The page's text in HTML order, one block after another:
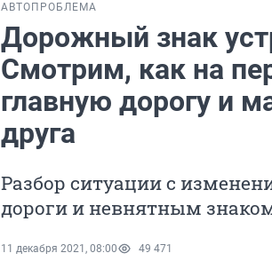
АВТО ПРОБЛЕМА
Дорожный знак
Смотрим, как на
главную дорогу и
друга
Разбор ситуации с
дороги и невнятным
11 декабря 2021, 08:00 49 471